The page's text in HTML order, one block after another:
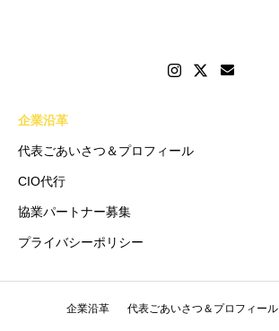
企業沿革
代表ごあいさつ＆プロフィール
CIO代行
協業パートナー募集
プライバシーポリシー
企業沿革 代表ごあいさつ＆プロフィール